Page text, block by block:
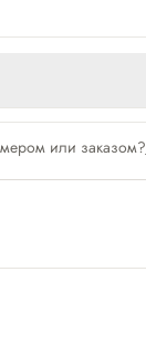
или заказом?